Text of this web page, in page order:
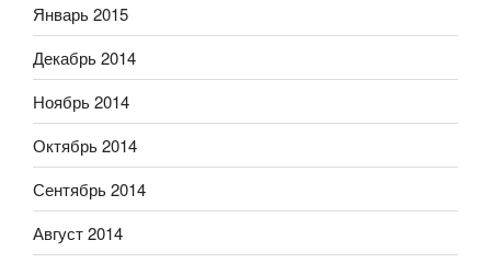
Январь 2015
Декабрь 2014
Ноябрь 2014
Октябрь 2014
Сентябрь 2014
Август 2014